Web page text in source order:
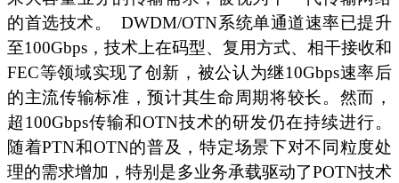
的首选技术。
DWDM/OTN系统单通道速率已提升
至100Gbps，技术上在码型、复用方式、相干接收和
FEC等领域实现了创新，被公认为继10Gbps速率后
的主流传输标准，预计其生命周期将较长。然而，
超100Gbps传输和OTN技术的研发仍在持续进行。
随着PTN和OTN的普及，特定场景下对不同粒度处
理的需求增加，特别是多业务承载驱动了POTN技术